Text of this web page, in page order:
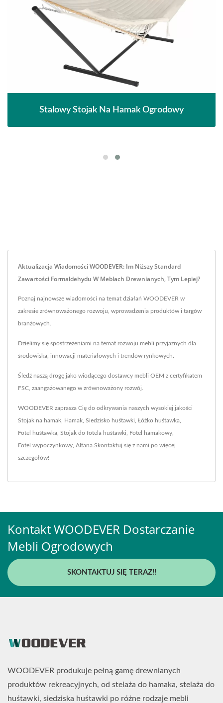
Stalowy Stojak Na Hamak Ogrodowy
Aktualizacja Wiadomości WOODEVER: Im Niższy Standard
Zawartości Formaldehydu W Meblach Drewnianych, Tym Lepiej?
Poznaj najnowsze wiadomości na temat działań WOODEVER w
zakresie zrównoważonego rozwoju, wprowadzenia produktów i targów
branżowych.
Dzielimy się spostrzeżeniami na temat rozwoju mebli przyjaznych dla
środowiska, innowacji materiałowych i trendów rynkowych.
Śledź naszą drogę jako wiodącego dostawcy mebli OEM z certyfikatem
FSC, zaangażowanego w zrównoważony rozwój.
WOODEVER zaprasza Cię do odkrywania naszych wysokiej jakości
Stojak na hamak Hamak Siedzisko huśtawki Łóżko huśtawka
Fotel huśtawka Stojak do fotela huśtawki Fotel hamakowy
Fotel wypoczynkowy Altana Skontaktuj się z nami po więcej
szczegółów!
Kontakt WOODEVER Dostarczanie
Mebli Ogrodowych
SKONTAKTUJ SIĘ TERAZ!!
WOODEVER produkuje pełną gamę drewnianych
produktów rekreacyjnych, od stelaża do hamaka, stelaża do
huśtawki, siedziska huśtawki po różne rodzaje mebli